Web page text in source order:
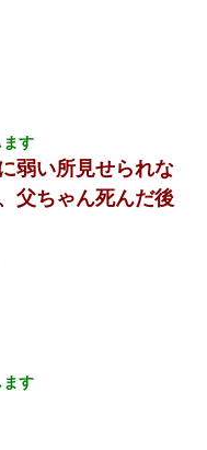
す
弱い所見せられな
父ちゃん死んだ後
す